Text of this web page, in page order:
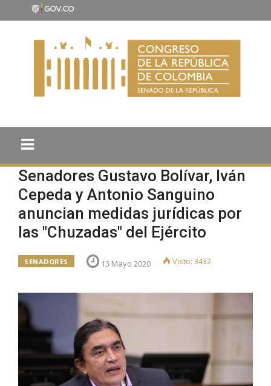
Senadores Gustavo Bolívar, Iván
Cepeda y Antonio Sanguino
anuncian medidas jurídicas por
las "Chuzadas" del Ejército
SENADORES 13 Mayo 2020 Visto: 3432